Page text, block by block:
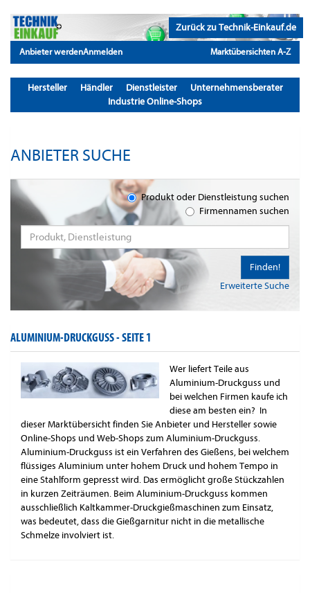
Zurück zu Technik-Einkauf.de
Anbieter werdenAnmelden Marktübersichten A-Z
Hersteller Händler Dienstleister
Unternehmensberater
Industrie Online-Shops
ANBIETER SUCHE
Produkt oder Dienstleistung suchen
Firmennamen suchen
Erweiterte Suche
Finden!
ALUMINIUM-DRUCKGUSS -SEITE 1
Wer liefert Teile aus
Aluminium-Druckguss und
bei welchen Firmen kaufe ich
diese am besten ein? In
dieser Marktübersicht finden Sie Anbieter und Hersteller sowie
Online-Shops und Web-Shops zum Aluminium-Druckguss.
Aluminium-Druckguss ist ein Verfahren des Gießens, bei welchem
flüssiges Aluminium unter hohem Druck und hohem Tempo in
eine Stahlform gepresst wird. Das ermöglicht große Stückzahlen
in kurzen Zeiträumen. Beim Aluminium-Druckguss kommen
ausschließlich Kaltkammer-Druckgießmaschinen zum Einsatz,
was bedeutet, dass die Gießgarnitur nicht in die metallische
Schmelze involviert ist.